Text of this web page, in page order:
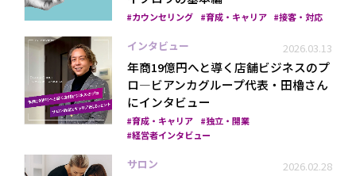
カウンセリング 育成・キャリア 接客・対応
インタビュー 2026.03.13
年商19億円へと導く店舗ビジネスのプ
ロ―ビアンカグループ代表・田櫓さん
にインタビュー
育成・キャリア
独立・開業
経営者インタビュー
サロン 2026.02.28